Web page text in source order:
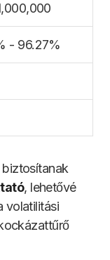
- 96.27%
, lehetővé
volatilitási